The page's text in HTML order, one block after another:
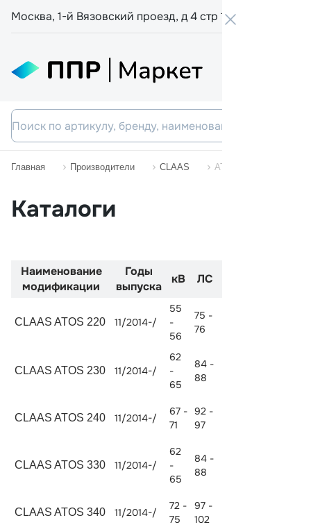
Москва, 1-й Вязовский проезд, д 4 стр 19
Главная Производители CLAAS ATOS
Каталоги
Наименование
модификации
Годы
выпуска
кВ ЛС
CLAAS ATOS 220 11/2014-/
55
-
56
75 -
76
CLAAS ATOS 230 11/2014-/
62
-
65
84 -
88
CLAAS ATOS 240 11/2014-/
67 -
71
92 -
97
CLAAS ATOS 330 11/2014-/
62
-
65
84 -
88
CLAAS ATOS 340 11/2014-/
72 -
75
97 -
102